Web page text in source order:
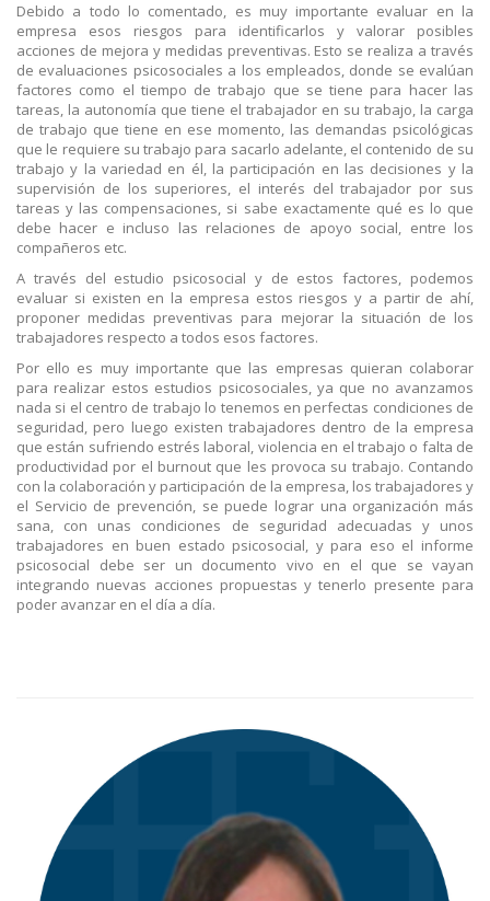
Debido a todo lo comentado, es muy importante evaluar en la
empresa esos riesgos para identificarlos y valorar posibles
acciones de mejora y medidas preventivas. Esto se realiza a través
de evaluaciones psicosociales a los empleados, donde se evalúan
factores como el tiempo de trabajo que se tiene para hacer las
tareas, la autonomía que tiene el trabajador en su trabajo, la carga
de trabajo que tiene en ese momento, las demandas psicológicas
que le requiere su trabajo para sacarlo adelante, el contenido de su
trabajo y la variedad en él, la participación en las decisiones y la
supervisión de los superiores, el interés del trabajador por sus
tareas y las compensaciones, si sabe exactamente qué es lo que
debe hacer e incluso las relaciones de apoyo social, entre los
compañeros etc.
A través del estudio psicosocial y de estos factores, podemos
evaluar si existen en la empresa estos riesgos y a partir de ahí,
proponer medidas preventivas para mejorar la situación de los
trabajadores respecto a todos esos factores.
Por ello es muy importante que las empresas quieran colaborar
para realizar estos estudios psicosociales, ya que no avanzamos
nada si el centro de trabajo lo tenemos en perfectas condiciones de
seguridad, pero luego existen trabajadores dentro de la empresa
que están sufriendo estrés laboral, violencia en el trabajo o falta de
productividad por el burnout que les provoca su trabajo. Contando
con la colaboración y participación de la empresa, los trabajadores y
el Servicio de prevención, se puede lograr una organización más
sana, con unas condiciones de seguridad adecuadas y unos
trabajadores en buen estado psicosocial, y para eso el informe
psicosocial debe ser un documento vivo en el que se vayan
integrando nuevas acciones propuestas y tenerlo presente para
poder avanzar en el día a día.